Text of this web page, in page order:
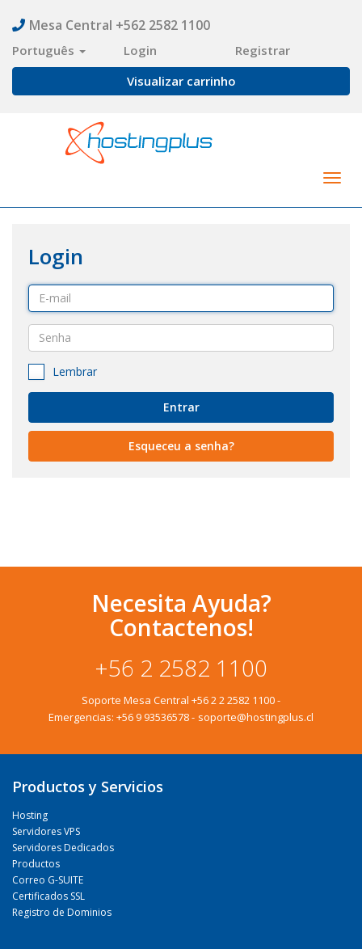
Mesa Central +562 2582 1100
Português Login
Registrar
Visualizar carrinho
Login
Lembrar
Esqueceu a senha?
Necesita Ayuda?
Contactenos!
+56 2 2582 1100
Soporte Mesa Central +56 2 2 2582 1100-
Emergencias: +56 9 93536578- soporte@hostingplus.cl
Productos y Servicios
Hosting
Servidores VPS
Servidores Dedicados
Productos
Correo G-SUITE
Certificados SSL
Registro de Dominios